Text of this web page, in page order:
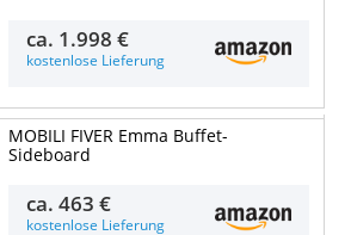
ca. 1.998 €
kostenlose Lieferung
MOBILI FIVER Emma Buffet-
Sideboard
ca.463 €
kostenlose Lieferung